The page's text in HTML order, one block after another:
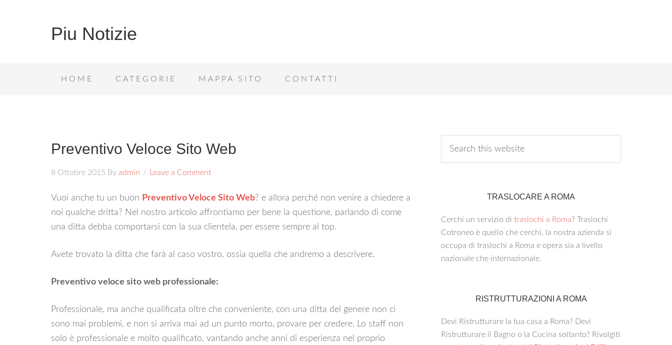
Piu Notizie
HOME CATEGORIE MAPPA SITO CONTATTI
Preventivo Veloce Sito Web
8 Ottobre 2015 By admin Leave a Comment
Vuoi anche tu un buon Preventivo Veloce Sito Web? e allora perché non venire a chiedere a
noi qualche dritta? Nel nostro articolo affrontiamo per bene la questione, parlando di come
una ditta debba comportarsi con la sua clientela, per essere sempre al top.
Avete trovato la ditta che farà al caso vostro, ossia quella che andremo a descrivere.
Preventivo veloce sito web professionale:
Professionale, ma anche qualificata oltre che conveniente, con una ditta del genere non ci
sono mai problemi, e non si arriva mai ad un punto morto, provare per credere. Lo staff non
solo è professionale e molto qualificato, vantando anche anni di esperienza nel proprio
TRASLOCARE A ROMA
Cerchi un servizio di traslochi a Roma? Traslochi
Cotroneo è quello che cerchi, la nostra azienda si
occupa di traslochi a Roma e opera sia a livello
nazionale che internazionale.
RISTRUTTURAZIONI A ROMA
Devi Ristrutturare la tua casa a Roma? Devi
Ristrutturare il Bagno o la Cucina soltanto? Rivolgiti